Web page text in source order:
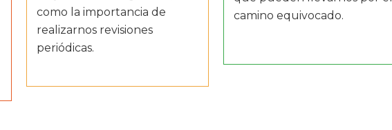
como la importancia de
realizarnos revisiones
periódicas.
camino equivocado.